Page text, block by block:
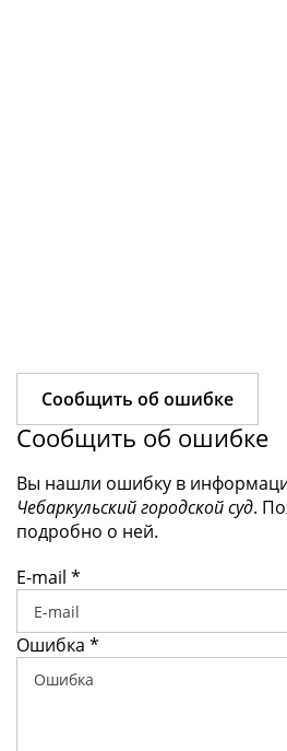
Сообщить об ошибке
Сообщить об ошибке
Вы нашли ошибку в
Чебаркульский городской суд.
подробно о ней.
E-mail *
Ошибка *